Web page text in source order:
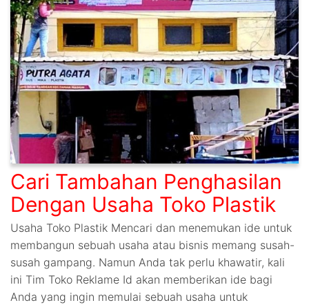
Cari Tambahan Penghasilan
Dengan Usaha Toko Plastik
Usaha Toko Plastik Mencari dan menemukan ide untuk
membangun sebuah usaha atau bisnis memang susah-
susah gampang. Namun Anda tak perlu khawatir, kali
ini Tim Toko Reklame Id akan memberikan ide bagi
Anda yang ingin memulai sebuah usaha untuk